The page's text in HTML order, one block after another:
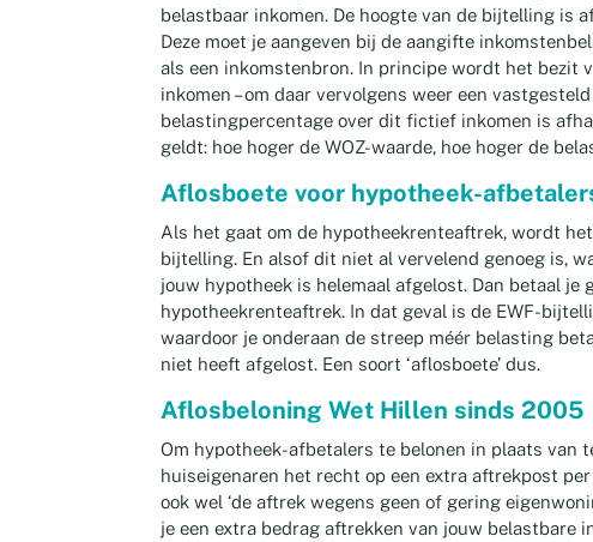
belastbaar inkomen. De hoogte van de bijtelling is
Deze moet je aangeven bij de aangifte
als een inkomstenbron. In principe wordt het bezit
inkomen – om daar vervolgens weer een
belastingpercentage over dit fictief inkomen is
geldt: hoe hoger de WOZ-waarde, hoe hoger de
Aflosboete voor hypotheek-
Als het gaat om de hypotheekrenteaftrek, wordt
bijtelling. En alsof dit niet al vervelend genoeg is,
jouw hypotheek is helemaal afgelost. Dan betaal je
hypotheekrenteaftrek. In dat geval is de EWF-
waardoor je onderaan de streep méér belasting
niet heeft afgelost. Een soort ‘aflosboete’ dus.
Aflosbeloning Wet Hillen sinds 2005
Om hypotheek-afbetalers te belonen in plaats van
huiseigenaren het recht op een extra aftrekpost
ook wel ‘de aftrek wegens geen of gering
je een extra bedrag aftrekken van jouw belastbare